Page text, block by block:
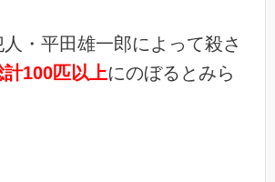
・平田雄一郎によって殺さ
計100匹以上にのぼるとみら